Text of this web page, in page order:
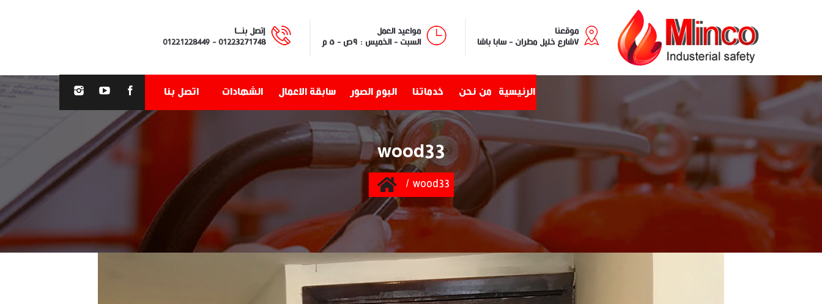
موقعنا
٧شارع خليل مطران - سابا باشا
مواعيد العمل
السبت - الخميس : ٩ص - ٥ م
إتصل بنــا
01223271748
-
01221228449
الرئيسية من نحن خدماتنا البوم الصور سابقة الاعمال الشهادات اتصل بنا
wood33
You are here: Home wood33